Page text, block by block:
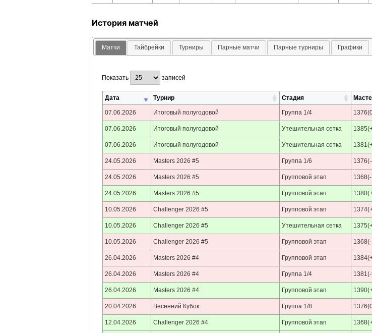
История матчей
Матчи Тайбрейки Турниры Парные матчи Парные турниры Графики
Показать записей
Дата Турнир Стадия
07.06.2026 Итоговый полугодовой Группа 1/4
07.06.2026 Итоговый полугодовой Утешительная сетка
07.06.2026 Итоговый полугодовой Утешительная сетка
24.05.2026 Masters 2026 #5 Группа 1/6
24.05.2026 Masters 2026 #5 Групповой этап
24.05.2026 Masters 2026 #5 Групповой этап
10.05.2026 Challenger 2026 #5 Групповой этап
10.05.2026 Challenger 2026 #5 Утешительная сетка
10.05.2026 Challenger 2026 #5 Групповой этап
26.04.2026 Masters 2026 #4 Групповой этап
26.04.2026 Masters 2026 #4 Группа 1/4
26.04.2026 Masters 2026 #4 Групповой этап
20.04.2026 Весенний Кубок Группа 1/8
12.04.2026 Challenger 2026 #4 Групповой этап